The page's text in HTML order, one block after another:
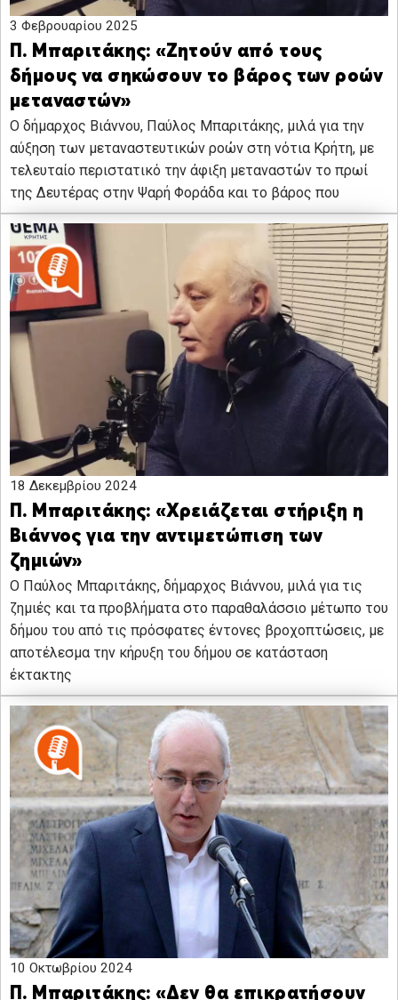
3 Φεβρουαρίου 2025
Π. Μπαριτάκης: «Ζητούν από τους
δήμους να σηκώσουν το βάρος των ροών
μεταναστών»
Ο δήμαρχος Βιάννου, Παύλος Μπαριτάκης, μιλά για την
αύξηση των μεταναστευτικών ροών στη νότια Κρήτη, με
τελευταίο περιστατικό την άφιξη μεταναστών το πρωί
της Δευτέρας στην Ψαρή Φοράδα και το βάρος που
18 Δεκεμβρίου 2024
Π. Μπαριτάκης: «Χρειάζεται στήριξη η
Βιάννος για την αντιμετώπιση των
ζημιών»
Ο Παύλος Μπαριτάκης, δήμαρχος Βιάννου, μιλά για τις
ζημιές και τα προβλήματα στο παραθαλάσσιο μέτωπο του
δήμου του από τις πρόσφατες έντονες βροχοπτώσεις, με
αποτέλεσμα την κήρυξη του δήμου σε κατάσταση
έκτακτης
10 Οκτωβρίου 2024
Π. Μπαριτάκης: «Δεν θα επικρατήσουν